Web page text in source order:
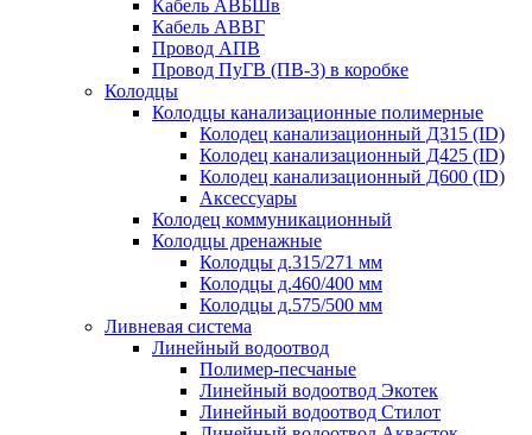
Кабель АВБШв
Кабель АВВГ
Провод АПВ
Провод ПуГВ (ПВ-3) в коробке
Колодцы
Колодцы канализационные полимерные
Колодец канализационный Д315 (ID)
Колодец канализационный Д425 (ID)
Колодец канализационный Д600 (ID)
Аксессуары
Колодец коммуникационный
Колодцы дренажные
Колодцы д.315/271 мм
Колодцы д.460/400 мм
Колодцы д.575/500 мм
Ливневая система
Линейный водоотвод
Полимер-песчаные
Линейный водоотвод Экотек
Линейный водоотвод Стилот